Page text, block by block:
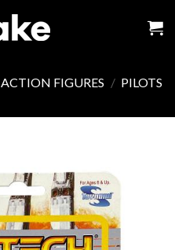
ACTION FIGURES / PILOTS